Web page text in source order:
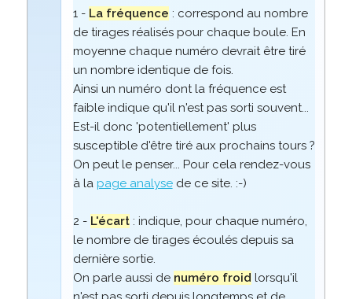
1 - La fréquence : correspond au nombre
de tirages réalisés pour chaque boule. En
moyenne chaque numéro devrait être tiré
un nombre identique de fois.
Ainsi un numéro dont la fréquence est
faible indique qu'il n'est pas sorti souvent...
Est-il donc 'potentiellement' plus
susceptible d'être tiré aux prochains tours ?
On peut le penser... Pour cela rendez-vous
à la page analysede ce site. :-)
2 - L'écart: indique, pour chaque numéro,
le nombre de tirages écoulés depuis sa
dernière sortie.
On parle aussi de numéro froid lorsqu'il